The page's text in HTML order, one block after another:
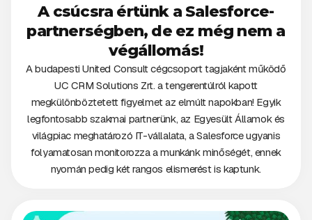
A csúcsra értünk a Salesforce-
partnerségben, de ez még nem a
végállomás!
A budapesti United Consult cégcsoport tagjaként működő
UC CRM Solutions Zrt. a tengerentúlról kapott
megkülönböztetett figyelmet az elmúlt napokban! Egyik
legfontosabb szakmai partnerünk, az Egyesült Államok és
világpiac meghatározó IT-vállalata, a Salesforce ugyanis
folyamatosan monitorozza a munkánk minőségét, ennek
nyomán pedig két rangos elismerést is kaptunk.